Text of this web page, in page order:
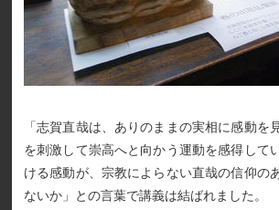
「志賀直哉は、ありのままの実相に感動を
を刺激して崇高へと向かう運動を感得して
ける感動が、宗教によらない直哉の信仰の
ないか」との言葉で講義は結ばれました。